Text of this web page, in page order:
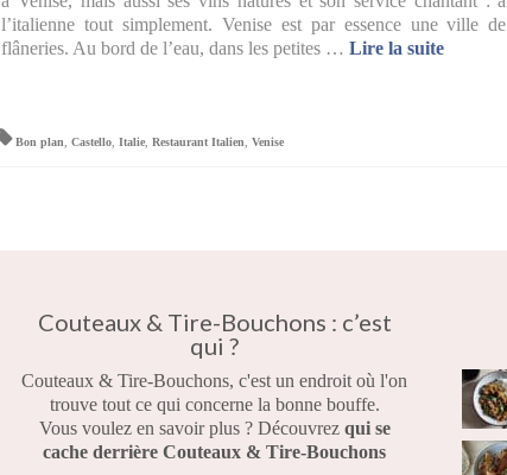
l’italienne tout simplement. Venise est par essence une ville de
flâneries. Au bord de l’eau, dans les petites …Lire la suite­­
Bon plan ,Castello ,Italie ,Restaurant Italien ,Venise
Couteaux & Tire-Bouchons : c’est
qui ?
Couteaux & Tire-Bouchons, c'est un endroit où l'on
trouve tout ce qui concerne la bonne bouffe.
Vous voulez en savoir plus ? Découvrez qui se
cache derrière Couteaux & Tire-Bouchons